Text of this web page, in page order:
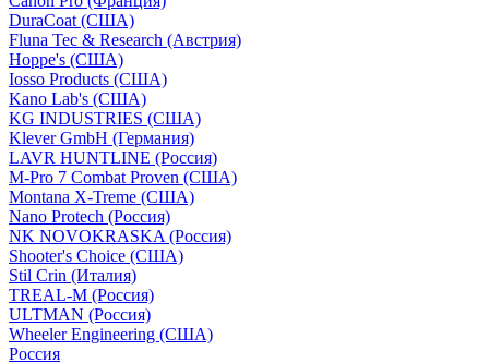
DuraCoat (США)
Fluna Tec & Research (Австрия)
Hoppe's (США)
Iosso Products (США)
Kano Lab's (США)
KG INDUSTRIES (США)
Klever GmbH (Германия)
LAVR HUNTLINE (Россия)
M-Pro 7 Combat Proven (СШA)
Montana X-Treme (США)
Nano Protech (Россия)
NK NOVOKRASKA (Россия)
Shooter's Choice (СШA)
Stil Crin (Италия)
TREAL-M (Россия)
ULTMAN (Россия)
Wheeler Engineering (СШA)
Россия